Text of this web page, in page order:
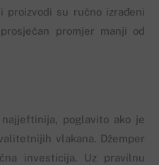
proizvodi su ručno izrađeni
promjer manji od
poglavito ako je
vlakana. Džemper
investicija. Uz pravilnu